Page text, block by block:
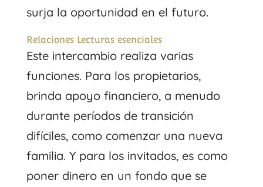
surja la oportunidad en el futuro.
Relaciones Lecturas esenciales
Este intercambio realiza varias
funciones. Para los propietarios,
brinda apoyo financiero, a menudo
durante períodos de transición
difíciles, como comenzar una nueva
familia. Y para los invitados, es como
poner dinero en un fondo que se